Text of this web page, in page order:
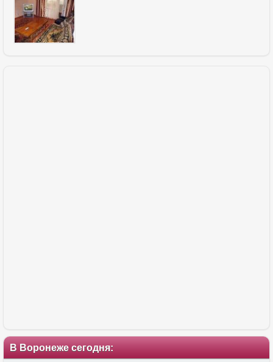
В Воронеже сегодня: